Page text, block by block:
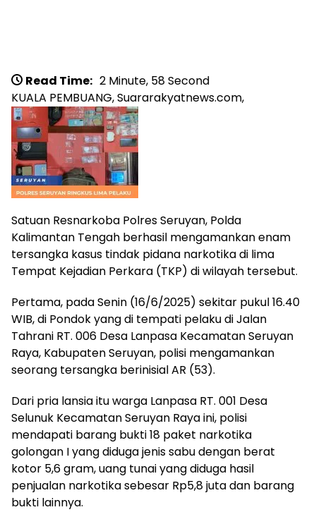
Read Time: 2 Minute, 58 Second
KUALA PEMBUANG, Suararakyatnews.com,
Satuan Resnarkoba Polres Seruyan, Polda
Kalimantan Tengah berhasil mengamankan enam
tersangka kasus tindak pidana narkotika di lima
Tempat Kejadian Perkara (TKP) di wilayah tersebut.
Pertama, pada Senin (16/6/2025) sekitar pukul 16.40
WIB, di Pondok yang di tempati pelaku di Jalan
Tahrani RT. 006 Desa Lanpasa Kecamatan Seruyan
Raya, Kabupaten Seruyan, polisi mengamankan
seorang tersangka berinisial AR (53).
Dari pria lansia itu warga Lanpasa RT. 001 Desa
Selunuk Kecamatan Seruyan Raya ini, polisi
mendapati barang bukti 18 paket narkotika
golongan I yang diduga jenis sabu dengan berat
kotor 5,6 gram, uang tunai yang diduga hasil
penjualan narkotika sebesar Rp5,8 juta dan barang
bukti lainnya.